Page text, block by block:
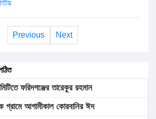
Previous Next
ফরিদগঞ্জের তারেকুর রহমান
গ্রামে আগামীকাল কোরবানির ঈদ